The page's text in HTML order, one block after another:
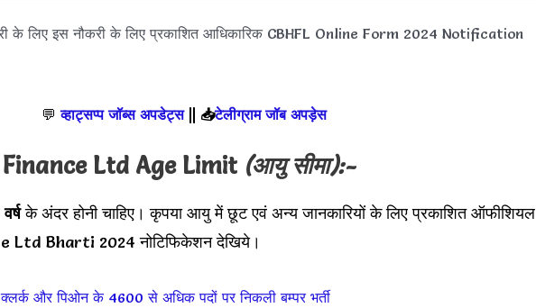
के लिए इस नौकरी के लिए प्रकाशित आधिकारिक CBHFL Online Form 2024 Notification
💬 व्हाट्सप्प जॉब्स अपडेट्स|| 📥टेलीग्राम जॉब अपड़ेस
Ltd Age Limit (आयु सीमा):-
के अंदर होनी चाहिए। कृपया आयु में छूट एवं अन्य जानकारियों के लिए प्रकाशित ऑफीशियल
Ltd Bharti 2024 नोटिफिकेशन देखिये।
क्लर्क और पिओन के 4600 से अधिक पदों पर निकली बम्पर भर्ती